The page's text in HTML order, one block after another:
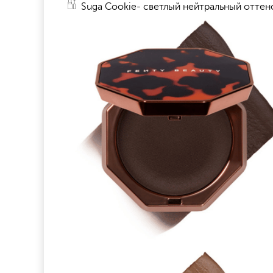
Suga Cookie- светлый нейтральный